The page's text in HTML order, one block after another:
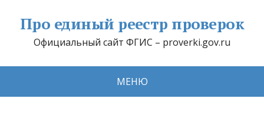
Про единый реестр проверок
Официальный сайт ФГИС – proverki.gov.ru
МЕНЮ